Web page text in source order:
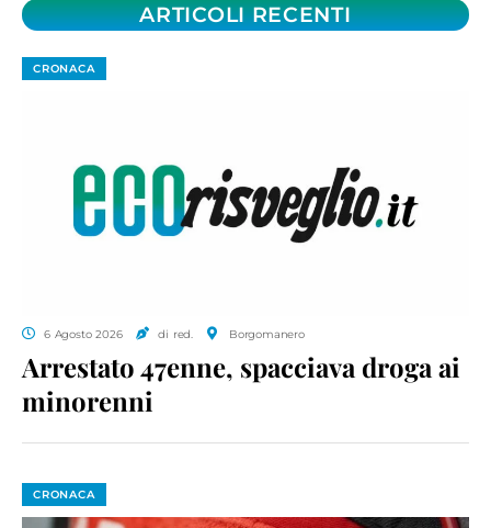
ARTICOLI RECENTI
CRONACA
6 Agosto 2026 di red. Borgomanero
Arrestato 47enne, spacciava droga ai
minorenni
CRONACA